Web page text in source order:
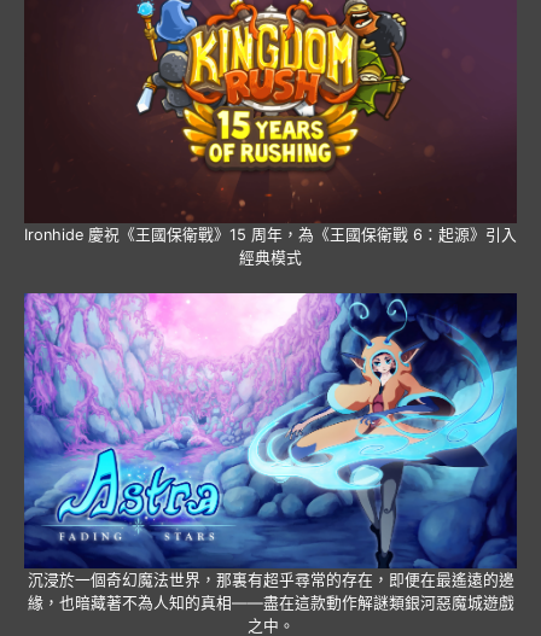
Ironhide 慶祝《王國保衛戰》15 周年，為《王國保衛戰 6：起源》引入
經典模式
沉浸於一個奇幻魔法世界，那裏有超乎尋常的存在，即便在最遙遠的邊
緣，也暗藏著不為人知的真相——盡在這款動作解謎類銀河惡魔城遊戲
之中。